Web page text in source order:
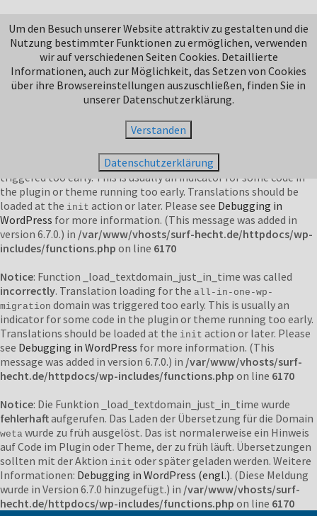
Notice : Function _load_textdomain_just_in_time was called
incorrectly. Translation loading for the jetpackdomain was
triggered too early. This is usually an indicator for some code in
the plugin or theme running too early. Translations should be
loaded at the init action or later. Please seeDebugging in
WordPressfor more information. (This message was added in
/var/www/vhosts/surf-hecht.de/httpdocs/wp-
on line6170
. Translation loading for theduplicator
triggered too early. This is usually an indicator for some code in
the plugin or theme running too early. Translations should be
loaded at the init action or later. Please see Debugging in
WordPress for more information. (This message was added in
version 6.7.0.) in /var/www/vhosts/surf-hecht.de/httpdocs/wp-
includes/functions.php on line 6170
Notice: Function _load_textdomain_just_in_time was called
incorrectly. Translation loading for the all-in-one-wp-
migration domain was triggered too early. This is usually an
indicator for some code in the plugin or theme running too early.
Translations should be loaded at the init action or later. Please
see Debugging in WordPress for more information. (This
message was added in version 6.7.0.) in /var/www/vhosts/surf-
hecht.de/httpdocs/wp-includes/functions.php on line 6170
Notice: Die Funktion _load_textdomain_just_in_time wurde
fehlerhaftaufgerufen. Das Laden der Übersetzung für die Domain
weta wurde zu früh ausgelöst. Das ist normalerweise ein Hinweis
auf Code im Plugin oder Theme, der zu früh läuft. Übersetzungen
sollten mit der Aktion init oder später geladen werden. Weitere
Informationen: Debugging in WordPress (engl.). (Diese Meldung
wurde in Version 6.7.0 hinzugefügt.) in /var/www/vhosts/surf-
hecht.de/httpdocs/wp-includes/functions.php on line 6170
Um den Besuch unserer Website attraktiv zu gestalten und die
Nutzung bestimmter Funktionen zu ermöglichen, verwenden
wir auf verschiedenen Seiten Cookies. Detaillierte
Informationen, auch zur Möglichkeit, das Setzen von Cookies
über ihre Browsereinstellungen auszuschließen, finden Sie in
unserer Datenschutzerklärung.
Verstanden
Datenschutzerklärung